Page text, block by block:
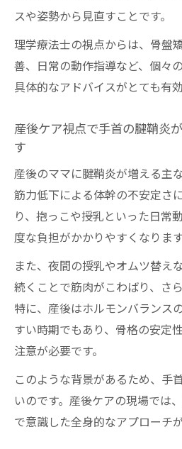
チェック
骨盤矯正と出張整体
リット
産後の手首痛改善には
出張整体なら赤ちゃん
『手首への負担』を土台
な骨格ケアはこちら
スや姿勢から見直すことです。
理学療法士の視点からは、骨盤
善、日常の動作指導など、個々
具体的なアドバイスがとても有効
産後ケア視点で手首の腱鞘炎
す
産後のママに腱鞘炎が増える主
筋力低下による体幹の不安定さ
り、抱っこや授乳といった日常
度な負担がかかりやすくなります
また、夜間の授乳やオムツ替え
続くことで筋肉がこわばり、さ
特に、産後はホルモンバランス
すい時期でもあり、骨格の安定
注意が必要です。
このような背景があるため、手
いのです。産後ケアの現場では
で意識した全身的なアプローチ